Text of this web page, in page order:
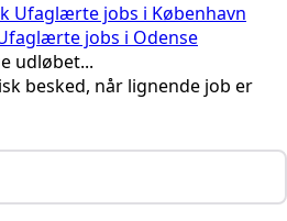
Ufaglærte jobs i København
jobs i Odense
udløbet...
besked, når lignende job er